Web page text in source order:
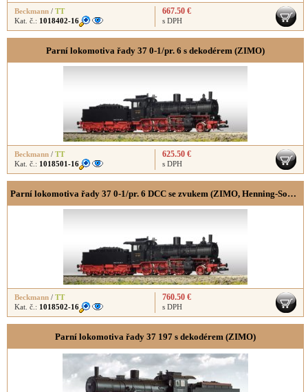
Beckmann / TT
Kat. č.: 1018402-16
667.50 €
s DPH
Parní lokomotiva řady 37 0-1/pr. 6 s dekodérem (ZIMO)
Beckmann / TT
Kat. č.: 1018501-16
625.50 €
s DPH
Parní lokomotiva řady 37 0-1/pr. 6 DCC se zvukem (ZIMO, Henning-Sound)
Beckmann / TT
Kat. č.: 1018502-16
760.50 €
s DPH
Parní lokomotiva řady 37 197 s dekodérem (ZIMO)